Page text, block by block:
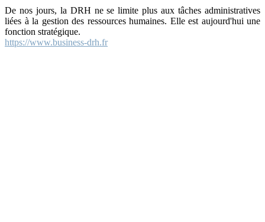
De nos jours, la DRH ne se limite plus aux tâches administratives
liées à la gestion des ressources humaines. Elle est aujourd'hui une
fonction stratégique.
https://www.business-drh.fr